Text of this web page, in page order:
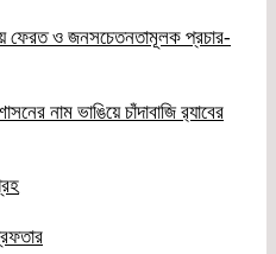
ফেরত ও জনসচেতনতামূলক প্রচার-
নাম ভাঙিয়ে চাঁদাবাজি র‌্যাবের